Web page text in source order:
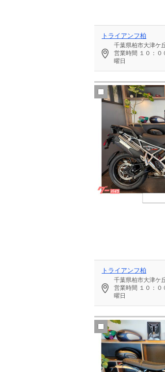
トライアンフ柏
千葉県柏市大津ケ
営業時間 １０：０
曜日
トライアンフ柏
千葉県柏市大津ケ
営業時間 １０：０
曜日